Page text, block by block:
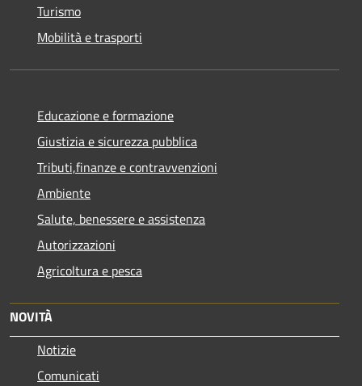
Turismo
Mobilità e trasporti
Educazione e formazione
Giustizia e sicurezza pubblica
Tributi,finanze e contravvenzioni
Ambiente
Salute, benessere e assistenza
Autorizzazioni
Agricoltura e pesca
NOVITÀ
Notizie
Comunicati